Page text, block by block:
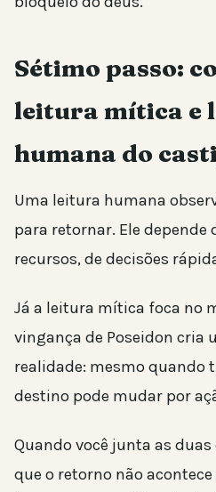
Sétimo passo:
leitura mítica e
humana do
Uma leitura humana
para retornar. Ele depende
recursos, de decisões
Já a leitura mítica foca no
vingança de Poseidon cria
realidade: mesmo quando
destino pode mudar por
Quando você junta as
que o retorno não